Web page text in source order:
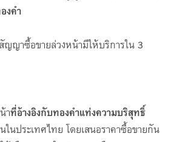
งคำ
ญาซื้อขายล่วงหน้ามีให้บริการใน 3
าที่อ้างอิงกับทองคำแท่งความบริสุทธิ์
ในประเทศไทย โดยเสนอราคาซื้อขายกัน